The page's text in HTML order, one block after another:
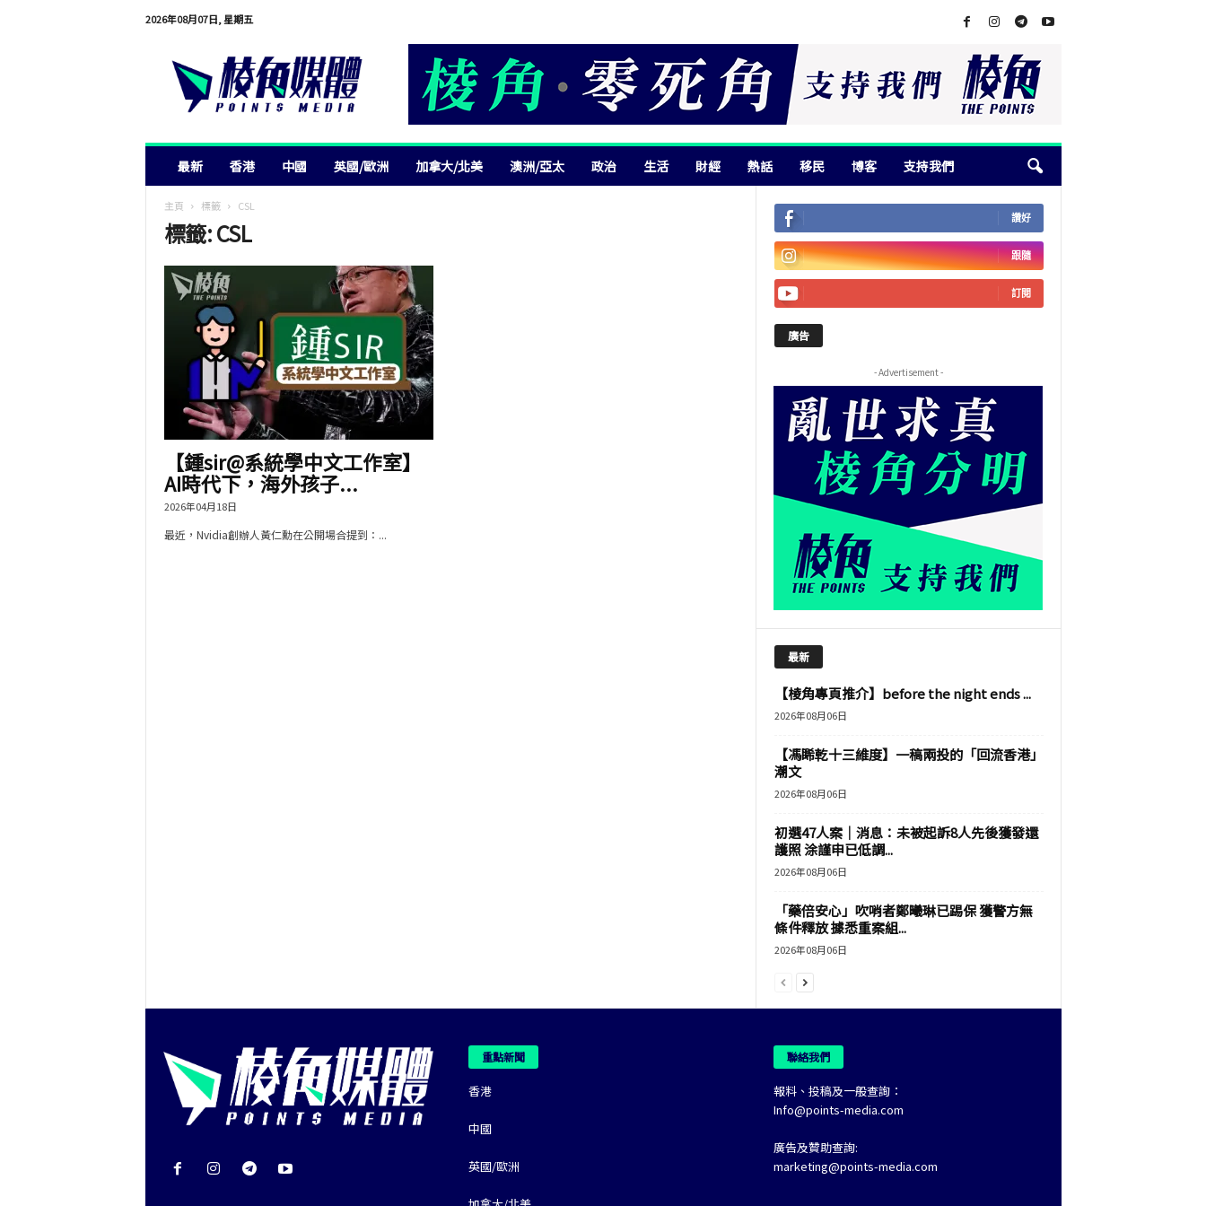
2026年08月07日, 星期五
最新 香港 中國 英國/歐洲 加拿大/北美 澳洲/亞太 政治 生活 財經 熱話 移民 博客 支持我們
主頁 標籤 CSL
標籤: CSL
【鍾sir@系統學中文工作室】
AI時代下，海外孩子...
2026年04月18日
最近，Nvidia創辦人黃仁勳在公開場合提到：...
讚好
跟隨
訂閱
廣告
- Advertisement -
最新
【棱角專頁推介】before the night ends ...
2026年08月06日
【馮睎乾十三維度】一稿兩投的「回流香港」
潮文
2026年08月06日
初選47人案｜消息：未被起訴8人先後獲發還
護照 涂謹申已低調...
2026年08月06日
「藥倍安心」吹哨者鄭曦琳已踢保 獲警方無
條件釋放 據悉重案組...
2026年08月06日
重點新聞
香港
中國
英國/歐洲
聯絡我們
報料、投稿及一般查詢：
Info@points-media.com
廣告及贊助查詢:
marketing@points-media.com